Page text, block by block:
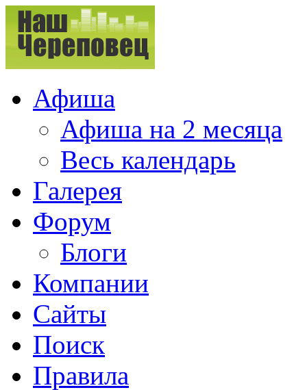
Афиша
Афиша на 2 месяца
Весь календарь
Галерея
Форум
Блоги
Компании
Сайты
Поиск
Правила